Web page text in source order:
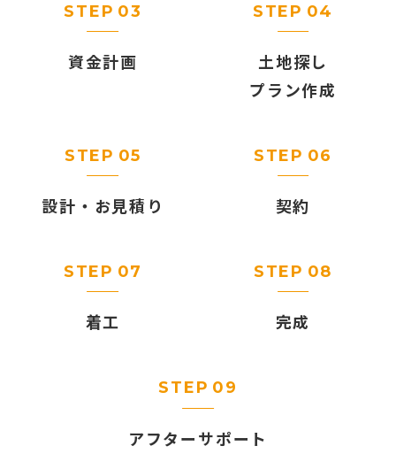
STEP 03
資金計画
STEP 04
土地探し
プラン作成
STEP 05
設計 ・ お見積り
STEP 06
契約
STEP 07
着工
STEP 08
完成
STEP 09
アフターサポート